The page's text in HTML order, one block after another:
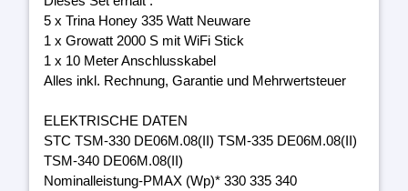
5 x Trina Honey 335 Watt Neuware
1 x Growatt 2000 S mit WiFi Stick
1 x 10 Meter Anschlusskabel
Alles inkl. Rechnung, Garantie und Mehrwertsteuer
ELEKTRISCHE DATEN
STC TSM-330 DE06M.08(II) TSM-335 DE06M.08(II)
TSM-340 DE06M.08(II)
Nominalleistung-PMAX (Wp)* 330 335 340